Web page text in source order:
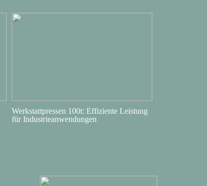
Werkstattpressen 100t: Effiziente Leistung
für Industrieanwendungen